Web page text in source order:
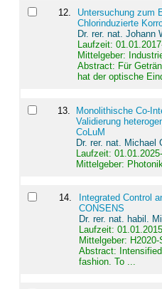
12.
Untersuchung zum
Chlorinduzierte
Dr. rer. nat. Johann
Laufzeit:
Mittelgeber:
Abstract: Für
hat der optische
13.
Monolithische Co-
Validierung
CoLuM
Dr. rer. nat. Michael
Laufzeit:
Mittelgeber:
14.
Integrated Control
CONSENS
Dr. rer. nat. habil.
Laufzeit:
Mittelgeber:
Abstract:
fashion. To ...